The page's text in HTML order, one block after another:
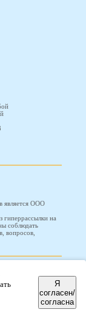
является ООО
гиперрассылки на
соблюдать
вопросов,
ООО "Проводник"
Я
согласен/
согласна